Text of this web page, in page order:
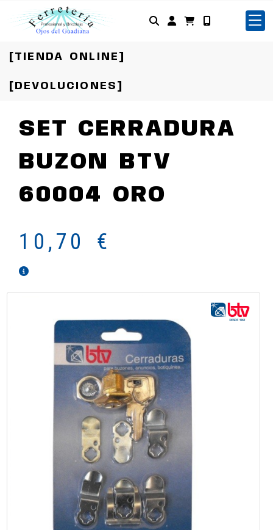
Identifícate
[TIENDA ONLINE]
[DEVOLUCIONES]
SET CERRADURA
BUZON BTV
60004 ORO
10,70 €